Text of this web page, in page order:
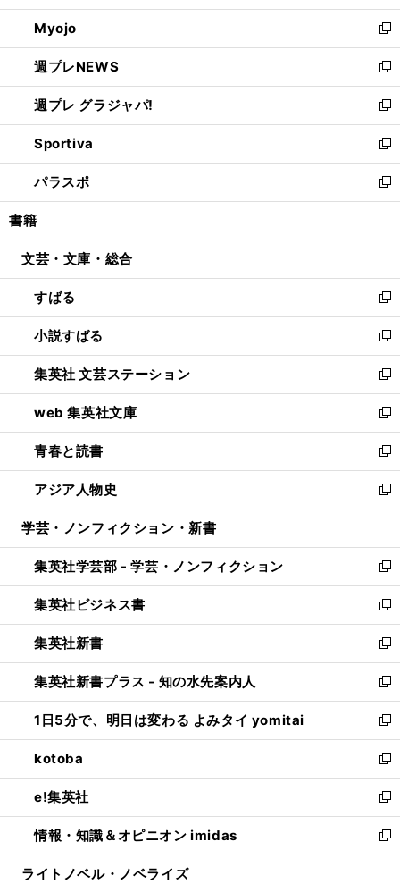
開
く
ウ
で
開
く
ン
ド
ウ
で
開
く
ウ
ィ
ン
ド
ウ
で
開
く
Myojo
新
し
い
ウ
ィ
ン
ド
ウ
で
開
週プレNEWS
新
し
い
ウ
ィ
ン
ド
ウ
開
週プレ グラジャパ!
新
し
い
ウ
ィ
ン
ウ
開
く
Sportiva
新
し
い
ウ
ン
ウ
で
開
く
パラスポ
新
し
ウ
ン
ド
ウ
で
開
く
書籍
文芸・文庫・総合
すばる
新
し
い
ウ
ィ
ン
ド
ウ
で
開
く
小説すばる
新
し
い
ウ
ィ
ン
ド
ウ
で
開
集英社 文芸ステーション
新
し
い
ウ
ィ
ン
ド
ウ
開
く
web 集英社文庫
新
し
い
ウ
ィ
ン
ウ
で
開
く
青春と読書
新
し
い
ウ
ン
ド
ウ
で
開
く
アジア人物史
新
し
ウ
ィ
ン
ド
ウ
で
開
く
学芸・ノンフィクション・新書
集英社学芸部 - 学芸・ノンフィクション
新
し
い
ウ
ィ
ン
ド
ウ
で
開
く
集英社ビジネス書
新
し
い
ウ
ィ
ン
ド
ウ
で
開
く
集英社新書
新
し
い
ウ
ィ
ン
ド
ウ
で
開
く
集英社新書プラス - 知の水先案内人
新
し
い
ウ
ィ
ン
ド
ウ
で
開
1日5分で、明日は変わる よみタイ yomitai
新
し
い
ウ
ィ
ン
ド
ウ
kotoba
新
し
い
ウ
ィ
ン
e!集英社
新
し
い
ウ
情報・知識＆オピニオン imidas
新
し
ライトノベル・ノベライズ